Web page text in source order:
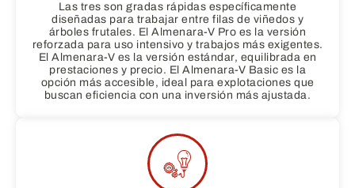
Las tres son gradas rápidas específicamente
diseñadas para trabajar entre filas de viñedos y
árboles frutales. El Almenara-V Pro es la versión
reforzada para uso intensivo y trabajos más exigentes.
El Almenara-V es la versión estándar, equilibrada en
prestaciones y precio. El Almenara-V Basic es la
opción más accesible, ideal para explotaciones que
buscan eficiencia con una inversión más ajustada.